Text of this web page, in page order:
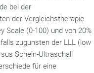
bei der
der Vergleichstherapie
Scale (0-100) und von 20%
zugunsten der LLL (low
Schein-Ultraschall
für eine